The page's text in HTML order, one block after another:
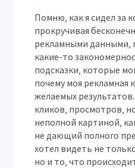
Помню‚ как я сидел за
прокручивая
рекламными данными‚
какие-то
подсказки‚ которые
почему моя рекламная
желаемых
кликов‚ просмотров‚
неполной картиной‚
не дающий полного
хотел видеть не
но и то‚ что